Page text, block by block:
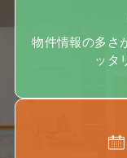
物件情報の多さ
ッタ